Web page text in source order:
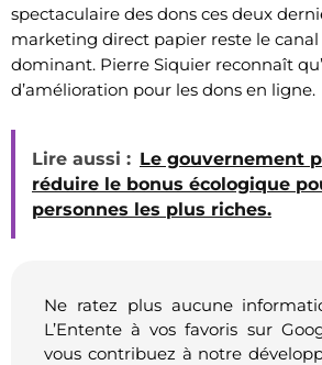
spectaculaire des dons ces deux
marketing direct papier reste le
dominant. Pierre Siquier reconnaît
d’amélioration pour les dons en ligne.
Lire aussi : Le gouvernement
réduire le bonus écologique
personnes les plus riches.
Ne ratez plus aucune
L’Entente à vos favoris sur
vous contribuez à notre